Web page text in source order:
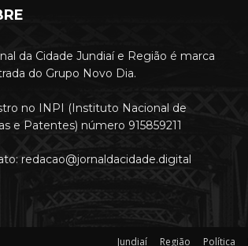
da Cidade Jundiaí e Região é marca
do Grupo Novo Dia.
no INPI (Instituto Nacional de
e Patentes) número 915859211
redacao@jornaldacidade.digital
Jundiaí Região Política